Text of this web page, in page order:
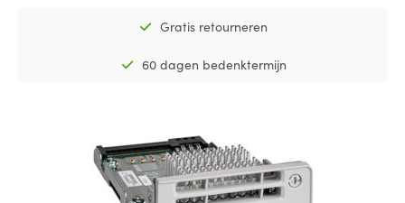
Gratis retourneren
60 dagen bedenktermijn